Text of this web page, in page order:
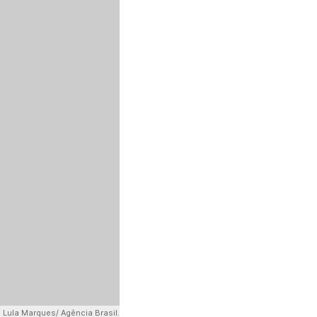
Lula Marques/ Agência Brasil.